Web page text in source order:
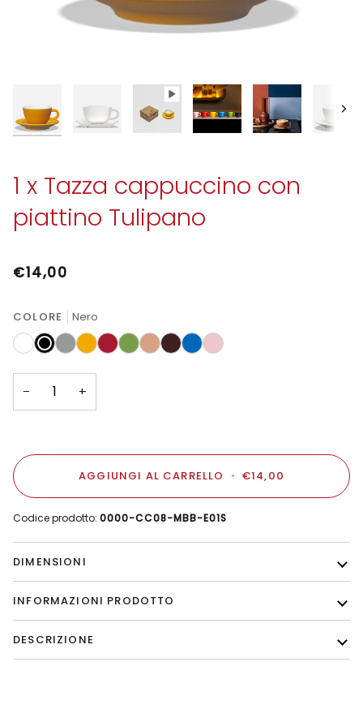
1 x Tazza cappuccino con
piattino Tulipano
€14,00
COLORE Nero
Bianco
NeroGrigioAmbraRossoVerdeSabbia
MokaAzzurro
Rosa
− +
AGGIUNGI AL CARRELLO • €14,00
Codice prodotto: 0000-CC08-MBB-E01S
DIMENSIONI
INFORMAZIONI PRODOTTO
DESCRIZIONE